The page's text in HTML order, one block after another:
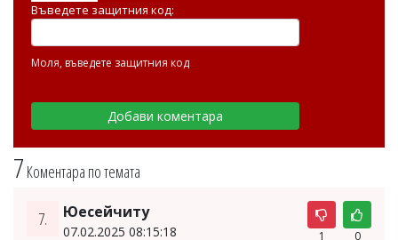
7 Коментара по темата
7. Юесейчиту
07.02.2025 08:15:18 1 0
Въведете защитния код:
Моля, въведете защитния код